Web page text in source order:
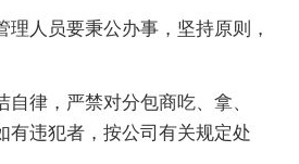
员要秉公办事，坚持原则，
，严禁对分包商吃、拿、
有违犯者，按公司有关规定处